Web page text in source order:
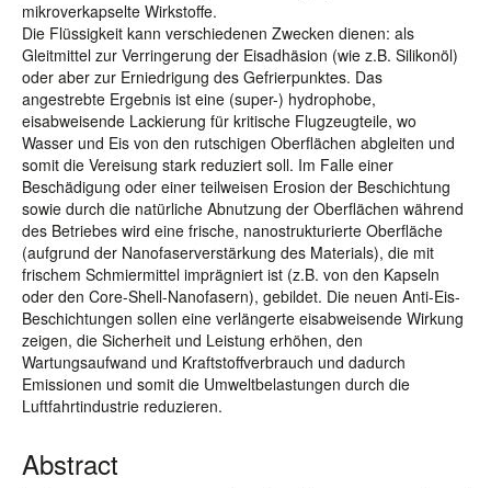
mikroverkapselte Wirkstoffe.
Die Flüssigkeit kann verschiedenen Zwecken dienen: als
Gleitmittel zur Verringerung der Eisadhäsion (wie z.B. Silikonöl)
oder aber zur Erniedrigung des Gefrierpunktes. Das
angestrebte Ergebnis ist eine (super-) hydrophobe,
eisabweisende Lackierung für kritische Flugzeugteile, wo
Wasser und Eis von den rutschigen Oberflächen abgleiten und
somit die Vereisung stark reduziert soll. Im Falle einer
Beschädigung oder einer teilweisen Erosion der Beschichtung
sowie durch die natürliche Abnutzung der Oberflächen während
des Betriebes wird eine frische, nanostrukturierte Oberfläche
(aufgrund der Nanofaserverstärkung des Materials), die mit
frischem Schmiermittel imprägniert ist (z.B. von den Kapseln
oder den Core-Shell-Nanofasern), gebildet. Die neuen Anti-Eis-
Beschichtungen sollen eine verlängerte eisabweisende Wirkung
zeigen, die Sicherheit und Leistung erhöhen, den
Wartungsaufwand und Kraftstoffverbrauch und dadurch
Emissionen und somit die Umweltbelastungen durch die
Luftfahrtindustrie reduzieren.
Abstract